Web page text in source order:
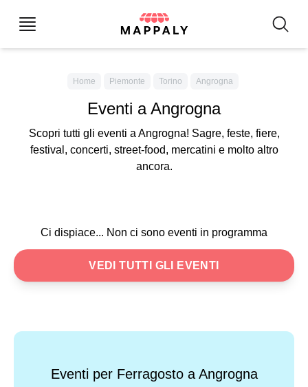
Home Piemonte Torino Angrogna
Eventi a Angrogna
Scopri tutti gli eventi a Angrogna! Sagre, feste, fiere,
festival, concerti, street-food, mercatini e molto altro
ancora.
Ci dispiace... Non ci sono eventi in programma
VEDI TUTTI GLI EVENTI
Eventi per Ferragosto a Angrogna